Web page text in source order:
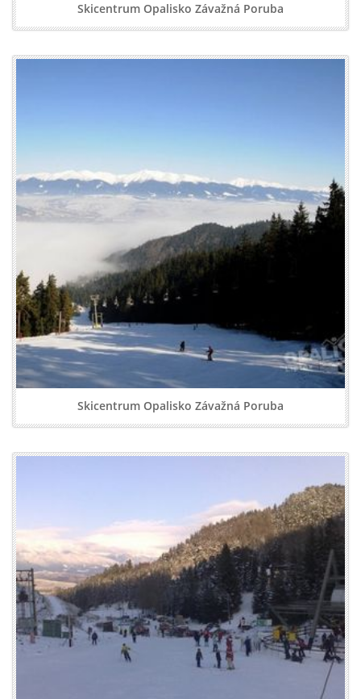
Skicentrum Opalisko Závažná Poruba
Skicentrum Opalisko Závažná Poruba